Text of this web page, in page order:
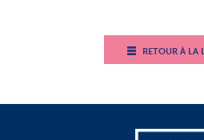
RETOUR À LA